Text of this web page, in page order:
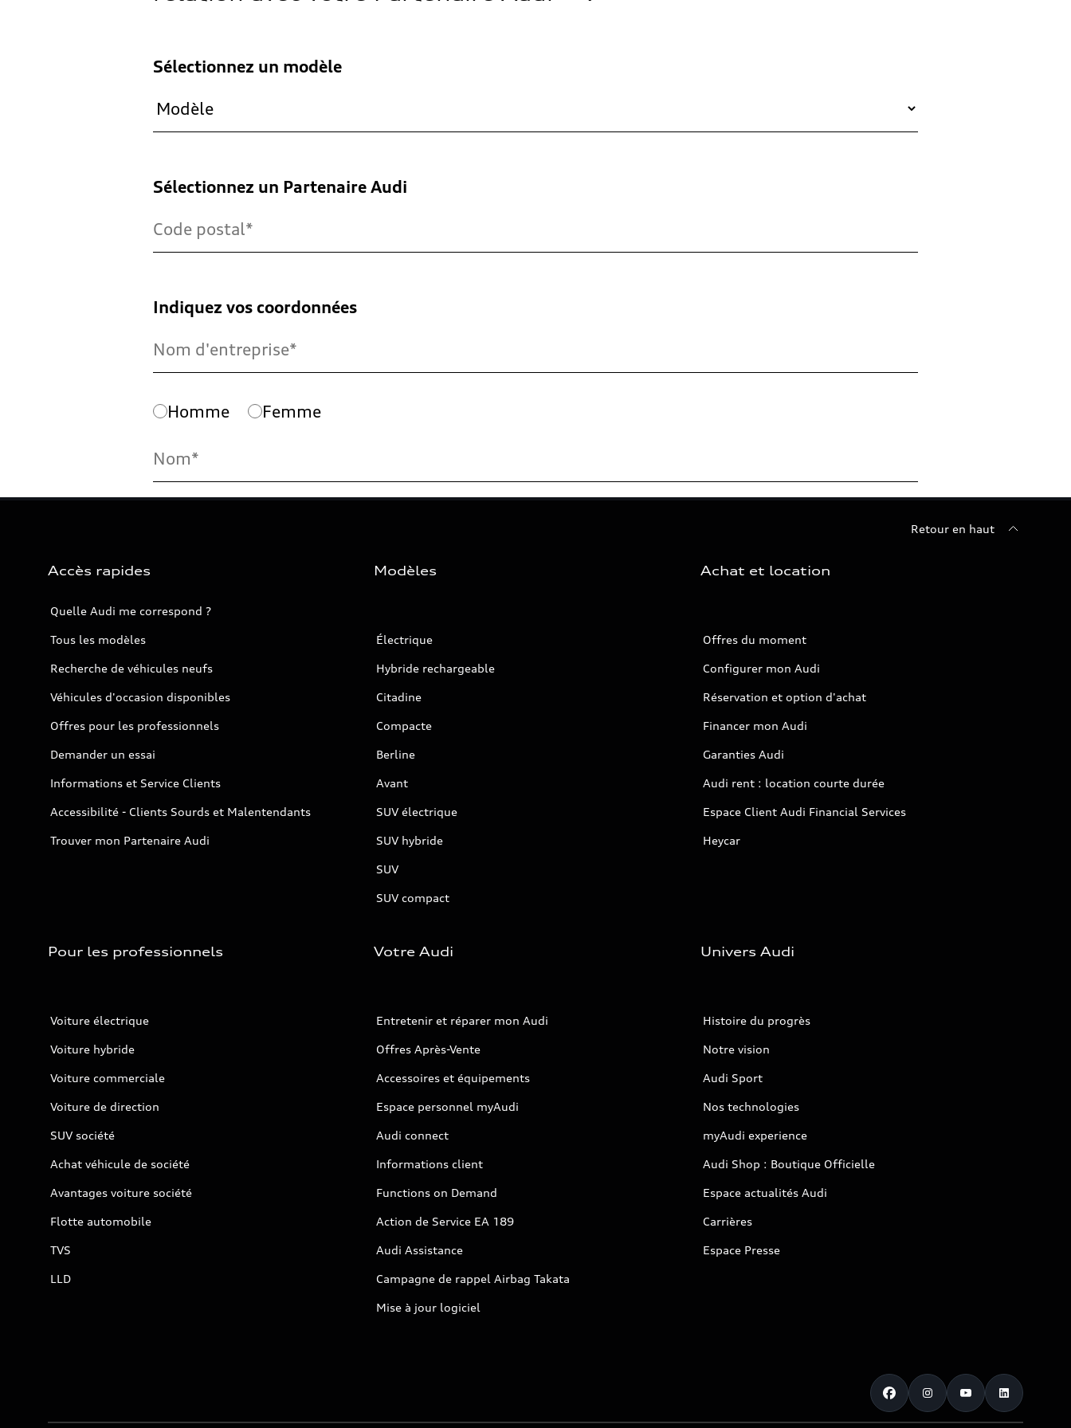
Retour en haut
Accès rapides
Quelle Audi me correspond ?
Tous les modèles
Recherche de véhicules neufs
Véhicules d'occasion disponibles
Offres pour les professionnels
Demander un essai
Informations et Service Clients
Accessibilité - Clients Sourds et Malentendants
Trouver mon Partenaire Audi
Modèles
Électrique
Hybride rechargeable
Citadine
Compacte
Berline
Avant
SUV électrique
SUV hybride
SUV
SUV compact
Achat et location
Offres du moment
Configurer mon Audi
Réservation et option d'achat
Financer mon Audi
Garanties Audi
Audi rent : location courte durée
Espace Client Audi Financial Services
Heycar
Pour les professionnels
Voiture électrique
Voiture hybride
Voiture commerciale
Voiture de direction
SUV société
Achat véhicule de société
Avantages voiture société
Flotte automobile
TVS
LLD
Votre Audi
Entretenir et réparer mon Audi
Offres Après-Vente
Accessoires et équipements
Espace personnel myAudi
Audi connect
Informations client
Functions on Demand
Action de Service EA 189
Audi Assistance
Campagne de rappel Airbag Takata
Mise à jour logiciel
Univers Audi
Histoire du progrès
Notre vision
Audi Sport
Nos technologies
myAudi experience
Audi Shop : Boutique Officielle
Espace actualités Audi
Carrières
Espace Presse